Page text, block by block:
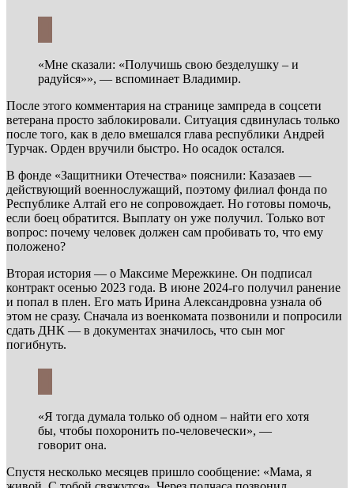
«Мне сказали: «Получишь свою безделушку – и
радуйся»», — вспоминает Владимир.
После этого комментария на странице зампреда в соцсети
ветерана просто заблокировали. Ситуация сдвинулась только
после того, как в дело вмешался глава республики Андрей
Турчак. Орден вручили быстро. Но осадок остался.
В фонде «Защитники Отечества» пояснили: Казазаев —
действующий военнослужащий, поэтому филиал фонда по
Республике Алтай его не сопровождает. Но готовы помочь,
если боец обратится. Выплату он уже получил. Только вот
вопрос: почему человек должен сам пробивать то, что ему
положено?
Вторая история — о Максиме Мережкине. Он подписал
контракт осенью 2023 года. В июне 2024-го получил ранение
и попал в плен. Его мать Ирина Александровна узнала об
этом не сразу. Сначала из военкомата позвонили и попросили
сдать ДНК — в документах значилось, что сын мог
погибнуть.
«Я тогда думала только об одном – найти его хотя
бы, чтобы похоронить по-человечески», —
говорит она.
Спустя несколько месяцев пришло сообщение: «Мама, я